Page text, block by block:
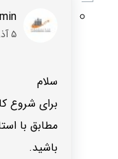
۵ آذر ۱۴۰۴ در ۱۳:۲۶
سلام
برای شروع
مطابق با
باشید.